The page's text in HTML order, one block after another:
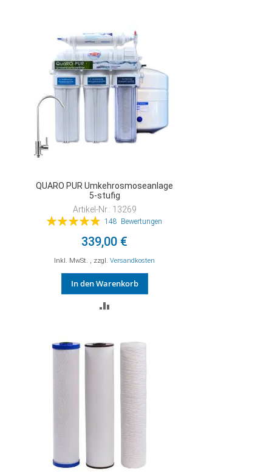
QUARO PUR Umkehrosmoseanlage
5-stufig
Artikel-Nr.: 13269
Bewertung:
148 Bewertungen
339,00 €
Inkl. MwSt. , zzgl.Versandkosten
In den Warenkorb
HINZUFÜGEN